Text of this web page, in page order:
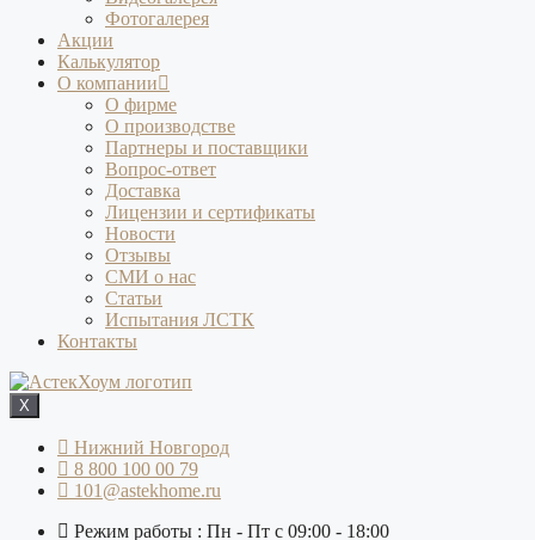
Фотогалерея
Акции
Калькулятор
О компании
О фирме
О производстве
Партнеры и поставщики
Вопрос-ответ
Доставка
Лицензии и сертификаты
Новости
Отзывы
СМИ о нас
Статьи
Испытания ЛСТК
Контакты
X
Нижний Новгород
8 800 100 00 79
101@astekhome.ru
Режим работы : Пн - Пт с 09:00 - 18:00